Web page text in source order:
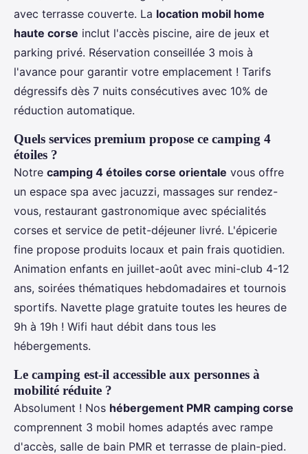
avec terrasse couverte. La location mobil home
haute corse inclut l'accès piscine, aire de jeux et
parking privé. Réservation conseillée 3 mois à
l'avance pour garantir votre emplacement ! Tarifs
dégressifs dès 7 nuits consécutives avec 10% de
réduction automatique.
Quels services premium propose ce camping 4
étoiles ?
Notre camping 4 étoiles corse orientale vous offre
un espace spa avec jacuzzi, massages sur rendez-
vous, restaurant gastronomique avec spécialités
corses et service de petit-déjeuner livré. L'épicerie
fine propose produits locaux et pain frais quotidien.
Animation enfants en juillet-août avec mini-club 4-12
ans, soirées thématiques hebdomadaires et tournois
sportifs. Navette plage gratuite toutes les heures de
9h à 19h ! Wifi haut débit dans tous les
hébergements.
Le camping est-il accessible aux personnes à
mobilité réduite ?
Absolument ! Nos hébergement PMR camping corse
comprennent 3 mobil homes adaptés avec rampe
d'accès, salle de bain PMR et terrasse de plain-pied.